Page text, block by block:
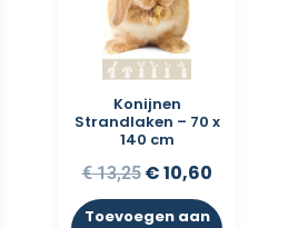
Konijnen
Strandlaken – 70 x
140 cm
€13,25 €10,60
Toevoegen aan